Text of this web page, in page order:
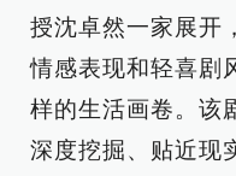
授沈卓然一家展开
情感表现和轻喜剧
样的生活画卷。该
深度挖掘、贴近现